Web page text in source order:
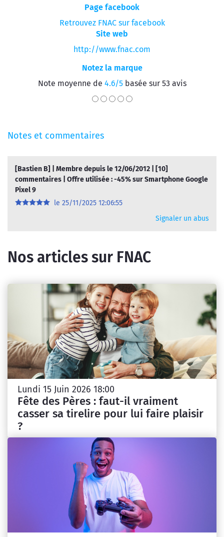
Page facebook
Retrouvez FNAC sur facebook
Site web
http://www.fnac.com
Notez la marque
Note moyenne de 4.6/5basée sur 53 avis
Notes et commentaires
[Bastien B] | Membre depuis le 12/06/2012 | [10]
commentaires | Offre utilisée : -45% sur Smartphone Google
Pixel 9
le 25/11/2025 12:06:55
Signaler un abus
Nos articles sur FNAC
Lundi 15 Juin 2026 18:00
Fête des Pères : faut-il vraiment
casser sa tirelire pour lui faire plaisir
?